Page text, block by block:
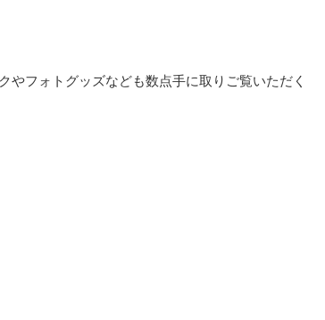
やフォトグッズなども数点手に取りご覧いただく